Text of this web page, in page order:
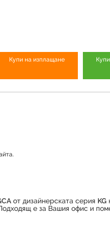
Купи на изплащане
от дизайнерската серия KG
е за Вашия офис и